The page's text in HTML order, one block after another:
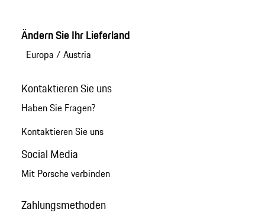
Ändern Sie Ihr Lieferland
Europa / Austria
Kontaktieren Sie uns
Haben Sie Fragen?
Kontaktieren Sie uns
Social Media
Mit Porsche verbinden
Zahlungsmethoden